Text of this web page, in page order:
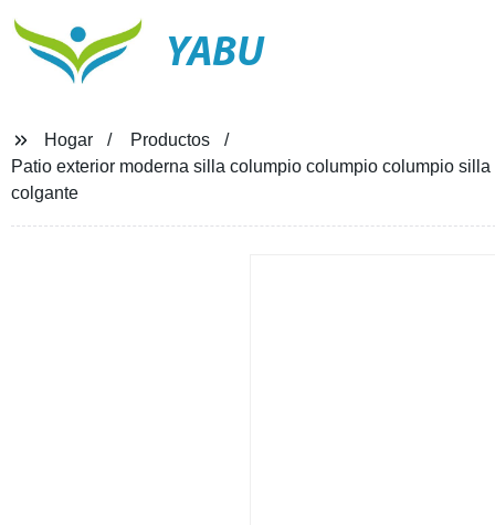
YABU
Hogar
Productos
Patio exterior moderna silla columpio columpio columpio
colgante